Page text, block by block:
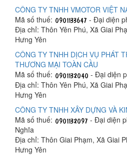
CÔNG TY TNHH VMOTOR VIỆT
Mã số thuế:
- Đại diện
Địa chỉ: Thôn Yên Phú, Xã Giai
Hưng Yên
CÔNG TY TNHH DỊCH VỤ PHÁT
THƯƠNG MẠI TOÀN CẦU
Mã số thuế:
- Đại diện
Địa chỉ: Thôn Yên Phú, Xã Giai
Hưng Yên
CÔNG TY TNHH XÂY DỰNG VÀ
Mã số thuế:
- Đại diện
Nghĩa
Địa chỉ: Thôn Giai Phạm, Xã Giai
Hưng Yên